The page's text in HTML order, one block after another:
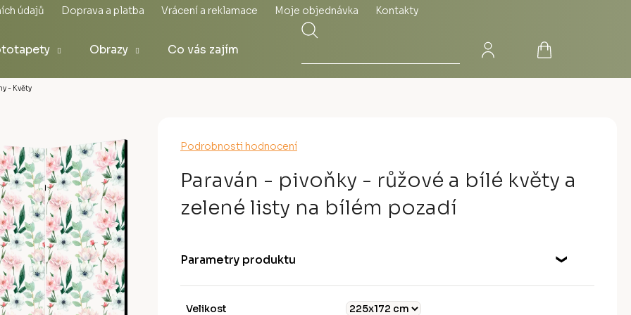
údajů Doprava a platba Vrácení a reklamace Moje objednávka Kontakty
Obrazy Co vás zajímá
Hledat
Přihlášení Nákupní
- Květy
Průměrné
produktu
je
z
Podrobnosti hodnocení
Paraván - pivoňky - růžové a bílé květy a
zelené listy na bílém pozadí
Parametry produktu
Velikost